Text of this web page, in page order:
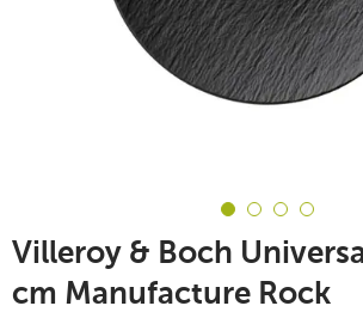
Villeroy & Boch
cm Manufacture Rock